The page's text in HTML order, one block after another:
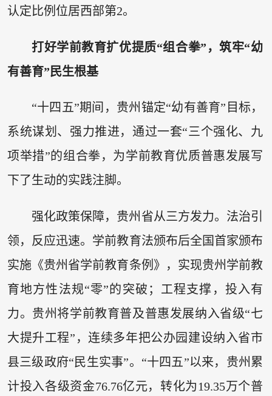
认定比例位居西部第2。
打好学前教育扩优提质“组合拳”，筑牢“幼
有善育”民生根基
“十四五”期间，贵州锚定“幼有善育”目标，
系统谋划、强力推进，通过一套“三个强化、九
项举措”的组合拳，为学前教育优质普惠发展写
下了生动的实践注脚。
强化政策保障，贵州省从三方发力。法治引
领，反应迅速。学前教育法颁布后全国首家颁布
实施《贵州省学前教育条例》，实现贵州学前教
育地方性法规“零”的突破；工程支撑，投入有
力。贵州将学前教育普及普惠发展纳入省级“七
大提升工程”，连续多年把公办园建设纳入省市
县三级政府“民生实事”。“十四五”以来，贵州累
计投入各级资金76.76亿元，转化为19.35万个普